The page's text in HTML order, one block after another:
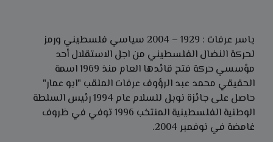
ياسر عرفات : 1929 – 2004 سياسي فلسطيني ورمز
لحركة النضال الفلسطيني من اجل الاستقلال أحد
مؤسسي حركة فتح قائدها العام منذ 1969 اسمة
الحقيقي محمد عبد الرؤوف عرفات الملقب "ابو عمار"
حاصل على جائزة نوبل للسلام عام 1994 رئيس السلطة
الوطنية الفلسطينية المنتخب 1996 توفي في ظروف
غامضة في نوفمبر 2004.